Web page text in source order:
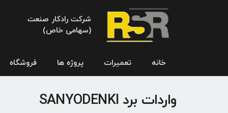
شرکت رادکار صنعت
(سهامی خاص)
خانه تعمیرات پروژه ها فروشگاه
واردات برد SANYODENKI